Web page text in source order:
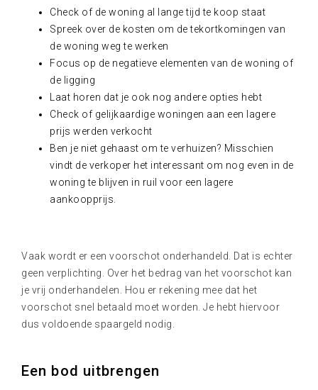
Check of de woning al lange tijd te koop staat
Spreek over de kosten om de tekortkomingen van
de woning weg te werken
Focus op de negatieve elementen van de woning of
de ligging
Laat horen dat je ook nog andere opties hebt
Check of gelijkaardige woningen aan een lagere
prijs werden verkocht
Ben je niet gehaast om te verhuizen? Misschien
vindt de verkoper het interessant om nog even in de
woning te blijven in ruil voor een lagere
aankoopprijs.
Vaak wordt er een voorschot onderhandeld. Dat is echter
geen verplichting. Over het bedrag van het voorschot kan
je vrij onderhandelen. Hou er rekening mee dat het
voorschot snel betaald moet worden. Je hebt hiervoor
dus voldoende spaargeld nodig.
Een bod uitbrengen